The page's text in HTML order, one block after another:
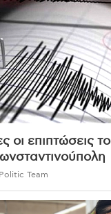
οι επιπτώσεις
Politic Team